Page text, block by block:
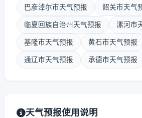
巴彦淖尔市天气预报 韶关市天气
临夏回族自治州天气预报 漯河市
基隆市天气预报 黄石市天气预报
通辽市天气预报 承德市天气预报
天气预报使用说明